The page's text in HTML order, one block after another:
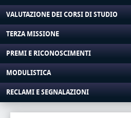
VALUTAZIONE DEI CORSI DI STUDIO
TERZA MISSIONE
PREMI E RICONOSCIMENTI
MODULISTICA
RECLAMI E SEGNALAZIONI